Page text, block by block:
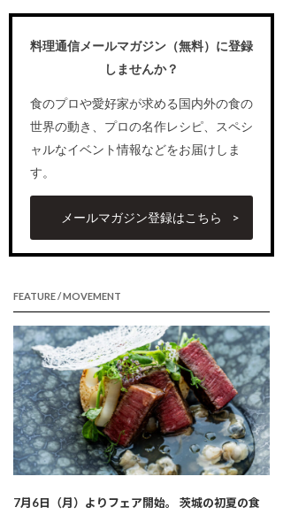
料理通信メールマガジン（無料）に登録
しませんか？
食のプロや愛好家が求める国内外の食の
世界の動き、プロの名作レシピ、スペシ
ャルなイベント情報などをお届けしま
す。
メールマガジン登録はこちら
FEATURE / MOVEMENT
7月6日（月）よりフェア開始。 茨城の初夏の食